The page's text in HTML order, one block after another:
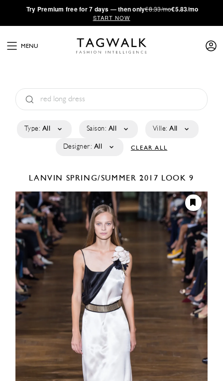
·Try Premium free for 7 days — then only€8.33/mo€5.83/mo
START NOW
MENU
Type: All Saison: All Ville: All
Designer: All CLEAR ALL
LANVIN SPRING/SUMMER 2017 LOOK 9